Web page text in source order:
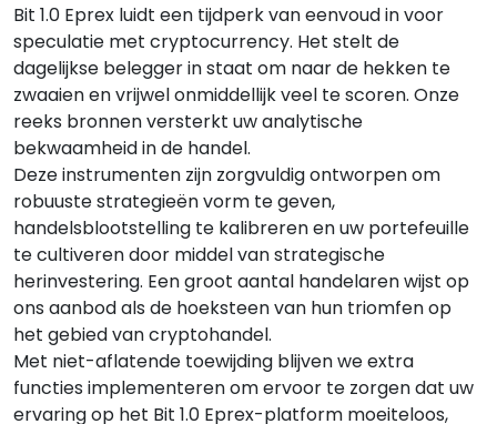
Bit 1.0 Eprex luidt een tijdperk van eenvoud in voor
speculatie met cryptocurrency. Het stelt de
dagelijkse belegger in staat om naar de hekken te
zwaaien en vrijwel onmiddellijk veel te scoren. Onze
reeks bronnen versterkt uw analytische
bekwaamheid in de handel.
Deze instrumenten zijn zorgvuldig ontworpen om
robuuste strategieën vorm te geven,
handelsblootstelling te kalibreren en uw portefeuille
te cultiveren door middel van strategische
herinvestering. Een groot aantal handelaren wijst op
ons aanbod als de hoeksteen van hun triomfen op
het gebied van cryptohandel.
Met niet-aflatende toewijding blijven we extra
functies implementeren om ervoor te zorgen dat uw
ervaring op het Bit 1.0 Eprex-platform moeiteloos,